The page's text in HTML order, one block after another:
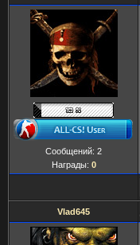
Сообщений: 2
Награды: 0
Vlad645